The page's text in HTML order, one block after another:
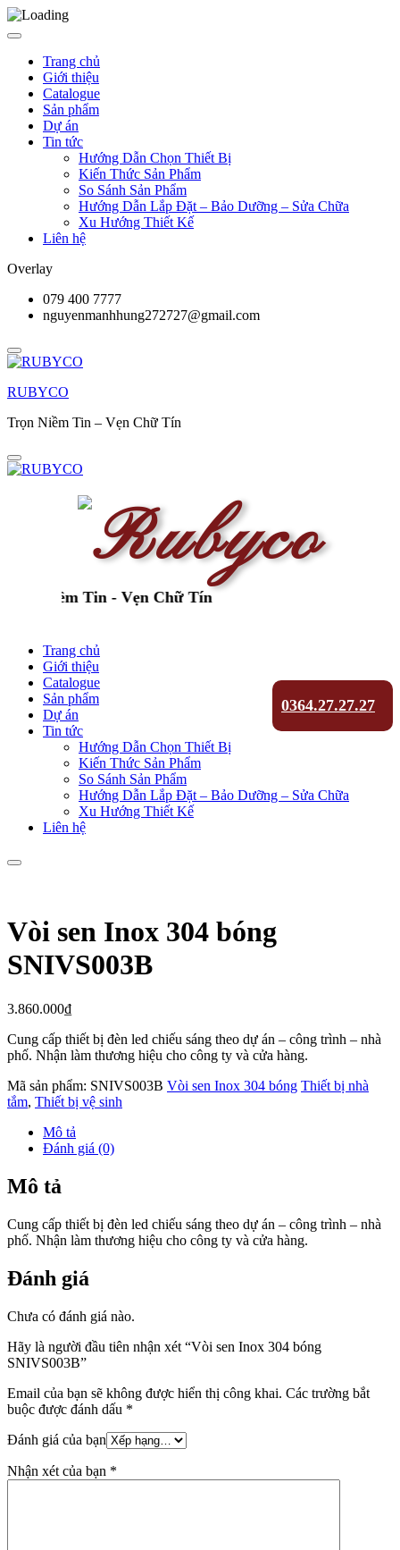
Trang chủ
Giới thiệu
Catalogue
Sản phẩm
Dự án
Tin tức
Hướng Dẫn Chọn Thiết Bị
Kiến Thức Sản Phẩm
So Sánh Sản Phẩm
Hướng Dẫn Lắp Đặt – Bảo Dưỡng – Sửa Chữa
Xu Hướng Thiết Kế
Liên hệ
Overlay
079 400 7777
nguyenmanhhung272727@gmail.com
RUBYCO
Trọn Niềm Tin – Vẹn Chữ Tín
Niềm Tin - Vẹn Chữ Tín
0364.27.27.27
Trang chủ
Giới thiệu
Catalogue
Sản phẩm
Dự án
Tin tức
Hướng Dẫn Chọn Thiết Bị
Kiến Thức Sản Phẩm
So Sánh Sản Phẩm
Hướng Dẫn Lắp Đặt – Bảo Dưỡng – Sửa Chữa
Xu Hướng Thiết Kế
Liên hệ
Vòi sen Inox 304 bóng
SNIVS003B
3.860.000₫
Cung cấp thiết bị đèn led chiếu sáng theo dự án – công trình – nhà
phố. Nhận làm thương hiệu cho công ty và cửa hàng.
Mã sản phẩm: SNIVS003B Vòi sen Inox 304 bóng Thiết bị nhà
tắm, Thiết bị vệ sinh
Mô tả
Đánh giá (0)
Mô tả
Cung cấp thiết bị đèn led chiếu sáng theo dự án – công trình – nhà
phố. Nhận làm thương hiệu cho công ty và cửa hàng.
Đánh giá
Chưa có đánh giá nào.
Hãy là người đầu tiên nhận xét “Vòi sen Inox 304 bóng
SNIVS003B”
Email của bạn sẽ không được hiển thị công khai. Các trường bắt
buộc được đánh dấu *
Đánh giá của bạn
Nhận xét của bạn *